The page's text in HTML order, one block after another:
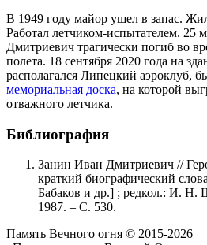
В 1949 году майор ушел в запас.
Работал летчиком-испытателем. 25
Дмитриевич трагически погиб во
полета. 18 сентября 2020 года на
располагался Липецкий аэроклуб,
мемориальная доска, на которой
отважного летчика.
Библиография
Занин Иван Дмитриевич //
краткий биографический
Бабаков и др.] ; редкол.: И. Н.
1987. – С. 530.
Память Вечного огня © 2015-2026